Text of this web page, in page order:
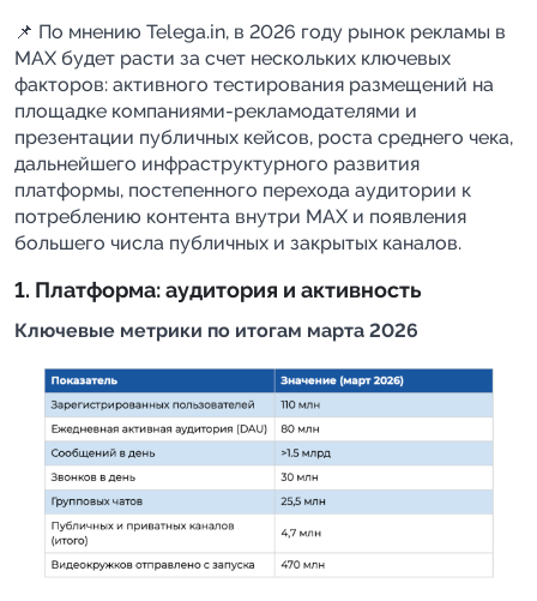
📌 По мнению Telega.in, в 2026 году рынок рекламы в
MAX будет расти за счет нескольких ключевых
факторов: активного тестирования размещений на
площадке компаниями-рекламодателями и
презентации публичных кейсов, роста среднего чека,
дальнейшего инфраструктурного развития
платформы, постепенного перехода аудитории к
потреблению контента внутри MAX и появления
большего числа публичных и закрытых каналов.
1. Платформа: аудитория и активность
Ключевые метрики по итогам марта 2026